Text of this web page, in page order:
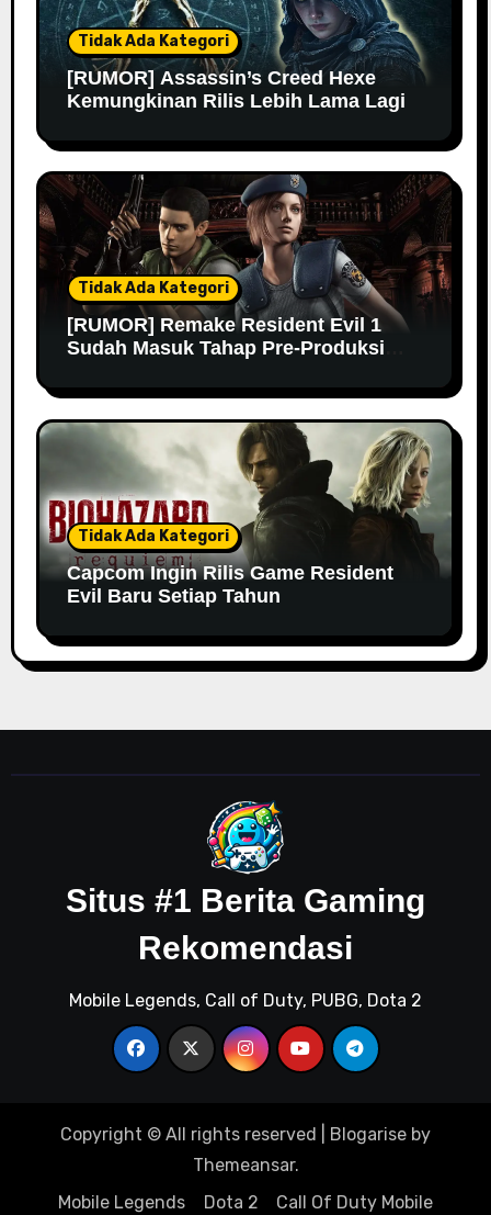
Tidak Ada Kategori
[RUMOR] Assassin’s Creed Hexe
Kemungkinan Rilis Lebih Lama Lagi
Tidak Ada Kategori
[RUMOR] Remake Resident Evil 1
Sudah Masuk Tahap Pre-Produksi
Tidak Ada Kategori
Capcom Ingin Rilis Game Resident
Evil Baru Setiap Tahun
Situs #1 Berita Gaming
Rekomendasi
Mobile Legends, Call of Duty, PUBG, Dota 2
Copyright © All rights reserved Blogarise by
Themeansar.
Mobile Legends
Dota 2 Call Of Duty Mobile